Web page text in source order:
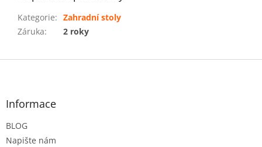
Kategorie: Zahradní stoly
Záruka: 2 roky
Z
Informace
BLOG
Napište nám